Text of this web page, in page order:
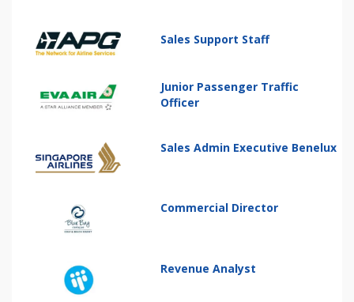
Sales Support Staff
Junior Passenger Traffic
Officer
Sales Admin Executive Benelux
Commercial Director
Revenue Analyst